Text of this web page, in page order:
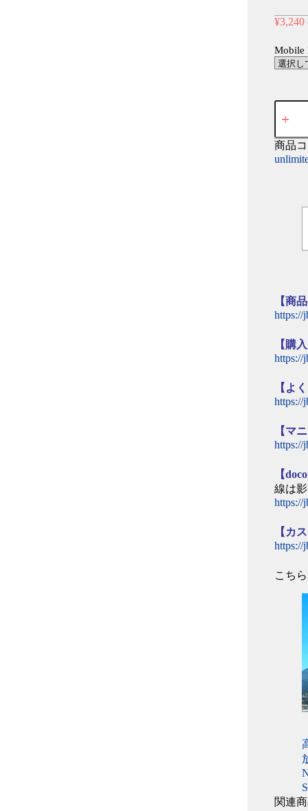
¥3,240
Mobile
【JB
Data
61
日
商品
【商
https://
【購
https://
【よ
https://
【マ
https://
【
線は
https://
【カ
https://
こち
関連